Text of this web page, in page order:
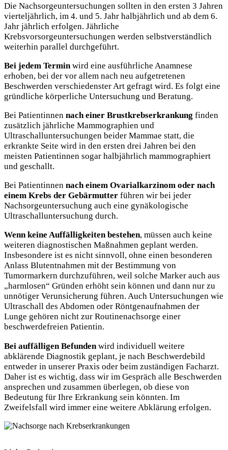
Die Nachsorgeuntersuchungen sollten in den ersten 3 Jahren
vierteljährlich, im 4. und 5. Jahr halbjährlich und ab dem 6.
Jahr jährlich erfolgen. Jährliche
Krebsvorsorgeuntersuchungen werden selbstverständlich
weiterhin parallel durchgeführt.
Bei jedem Terminwird eine ausführliche Anamnese
erhoben, bei der vor allem nach neu aufgetretenen
Beschwerden verschiedenster Art gefragt wird. Es folgt eine
gründliche körperliche Untersuchung und Beratung.
Bei Patientinnen nach einer Brustkrebserkrankung finden
zusätzlich jährliche Mammographien und
Ultraschalluntersuchungen beider Mammae statt, die
erkrankte Seite wird in den ersten drei Jahren bei den
meisten Patientinnen sogar halbjährlich mammographiert
und geschallt.
Bei Patientinnen nach einem Ovarialkarzinom oder nach
einem Krebs der Gebärmutter führen wir bei jeder
Nachsorgeuntersuchung auch eine gynäkologische
Ultraschalluntersuchung durch.
Wenn keine Auffälligkeiten bestehen, müssen auch keine
weiteren diagnostischen Maßnahmen geplant werden.
Insbesondere ist es nicht sinnvoll, ohne einen besonderen
Anlass Blutentnahmen mit der Bestimmung von
Tumormarkern durchzuführen, weil solche Marker auch aus
„harmlosen“ Gründen erhöht sein können und dann nur zu
unnötiger Verunsicherung führen. Auch Untersuchungen wie
Ultraschall des Abdomen oder Röntgenaufnahmen der
Lunge gehören nicht zur Routinenachsorge einer
beschwerdefreien Patientin.
Bei auffälligen Befunden wird individuell weitere
abklärende Diagnostik geplant, je nach Beschwerdebild
entweder in unserer Praxis oder beim zuständigen Facharzt.
Daher ist es wichtig, dass wir im Gespräch alle Beschwerden
ansprechen und zusammen überlegen, ob diese von
Bedeutung für Ihre Erkrankung sein könnten. Im
Zweifelsfall wird immer eine weitere Abklärung erfolgen.